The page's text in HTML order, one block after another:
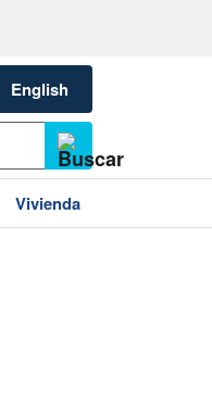
English
Vivienda